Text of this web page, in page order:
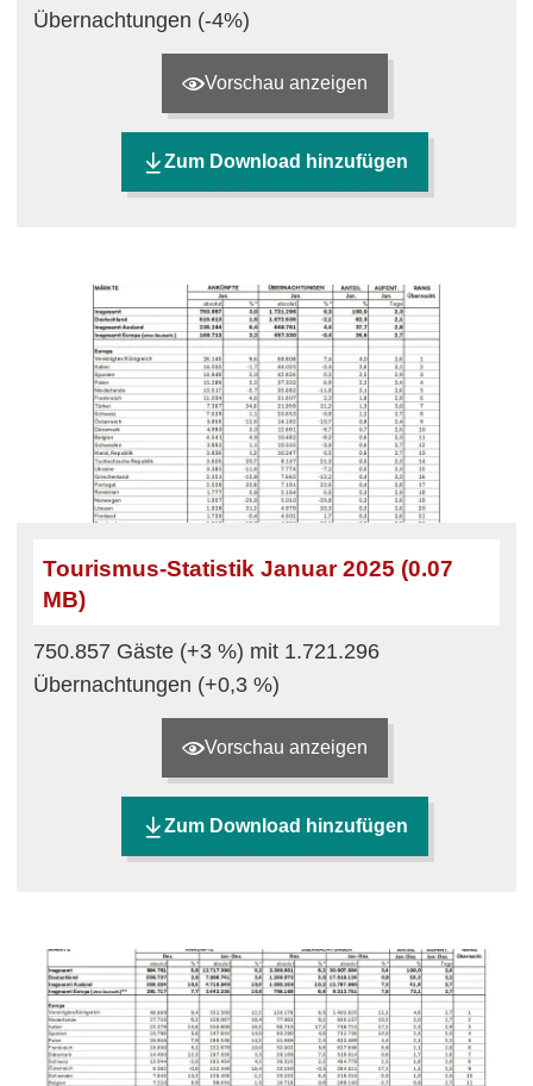
Übernachtungen (-4%)
Vorschau anzeigen
Zum Download hinzufügen
Tourismus-Statistik Januar 2025 (0.07
MB)
750.857 Gäste (+3 %) mit 1.721.296
Übernachtungen (+0,3 %)
Vorschau anzeigen
Zum Download hinzufügen